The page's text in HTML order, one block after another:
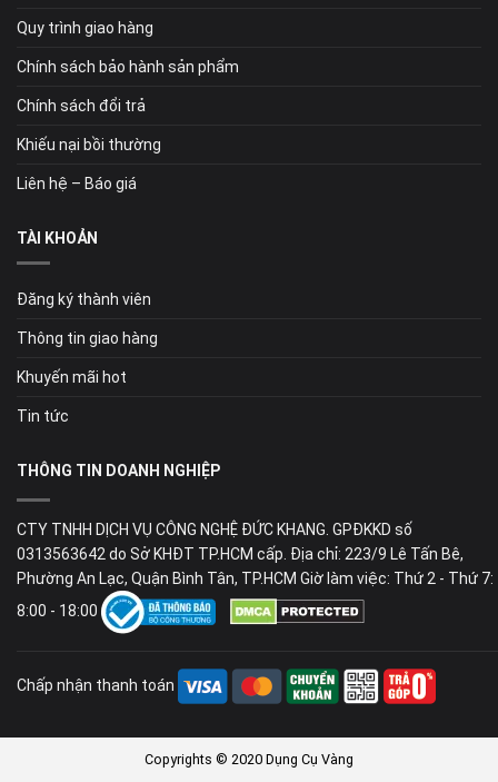
Quy trình giao hàng
Chính sách bảo hành sản phẩm
Chính sách đổi trả
Khiếu nại bồi thường
Liên hệ – Báo giá
TÀI KHOẢN
Đăng ký thành viên
Thông tin giao hàng
Khuyến mãi hot
Tin tức
THÔNG TIN DOANH NGHIỆP
CTY TNHH DỊCH VỤ CÔNG NGHỆ ĐỨC KHANG. GPĐKKD số
0313563642 do Sở KHĐT TP.HCM cấp. Địa chỉ: 223/9 Lê Tấn Bê,
Phường An Lạc, Quận Bình Tân, TP.HCM Giờ làm việc: Thứ 2 - Thứ 7:
8:00 - 18:00
Chấp nhận thanh toán
Copyrights © 2020 Dụng Cụ Vàng